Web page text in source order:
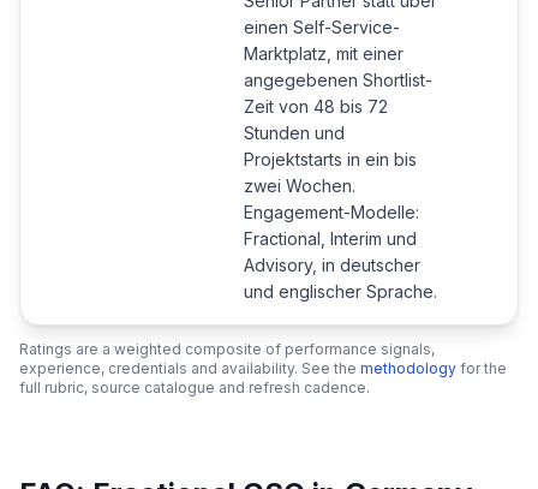
einen Self-Service-
Marktplatz, mit einer
angegebenen Shortlist-
Zeit von 48 bis 72
Stunden und
Projektstarts in ein bis
zwei Wochen.
Engagement-Modelle:
Fractional, Interim und
Advisory, in deutscher
und englischer Sprache.
Ratings are a weighted composite of performance signals,
experience, credentials and availability. See the methodology for the
full rubric, source catalogue and refresh cadence.